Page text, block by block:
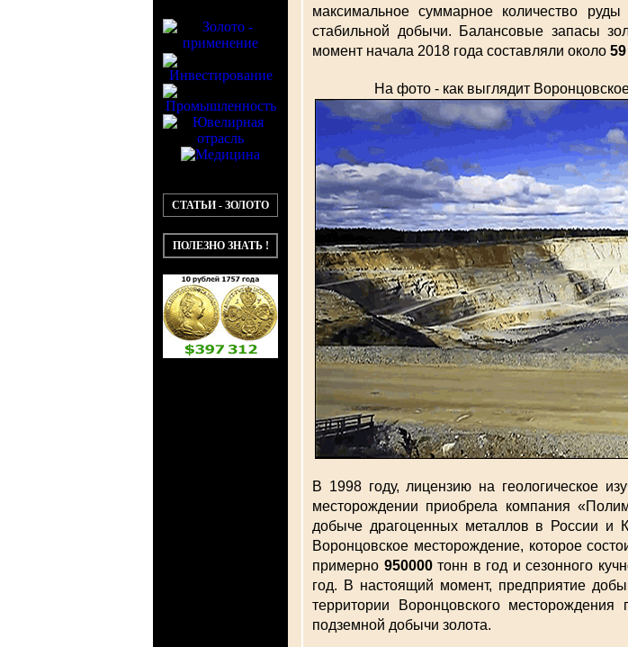
СТАТЬИ - ЗОЛОТО
ПОЛЕЗНО ЗНАТЬ !
максимальное суммарное количество
стабильной добычи. Балансовые запасы
момент начала 2018 года составляли около 59
На фото - как выглядит
В 1998 году, лицензию на геологическое
месторождении приобрела компания
добыче драгоценных металлов в России и
Воронцовское месторождение, которое
примерно 950000тонн в год и сезонного
год. В настоящий момент, предприятие
территории Воронцовского
подземной добычи золота.